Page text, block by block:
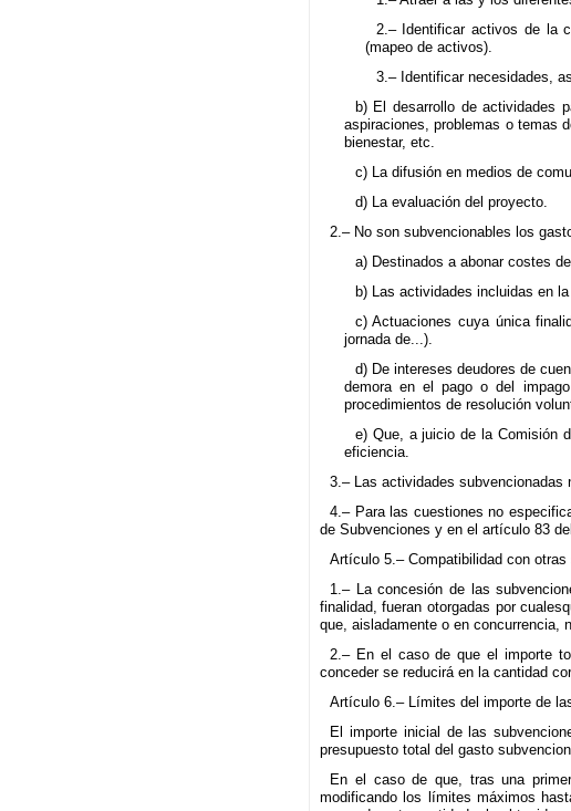
2.– Identificar activos de la
(mapeo de activos).
3.– Identificar necesidades,
b) El desarrollo de actividades
aspiraciones, problemas o temas
bienestar, etc.
c) La difusión en medios de
d) La evaluación del proyecto.
2.– No son subvencionables los
a) Destinados a abonar costes
b) Las actividades incluidas en
c) Actuaciones cuya única
jornada de...).
d) De intereses deudores de
demora en el pago o del
procedimientos de resolución
e) Que, a juicio de la Comisión
eficiencia.
3.– Las actividades subvencionadas
4.– Para las cuestiones no
de Subvenciones y en el artículo 83
Artículo 5.– Compatibilidad con otras
1.– La concesión de las
finalidad, fueran otorgadas por
que, aisladamente o en concurrencia,
2.– En el caso de que el importe
conceder se reducirá en la cantidad
Artículo 6.– Límites del importe de
El importe inicial de las
presupuesto total del gasto
En el caso de que, tras una
modificando los límites máximos